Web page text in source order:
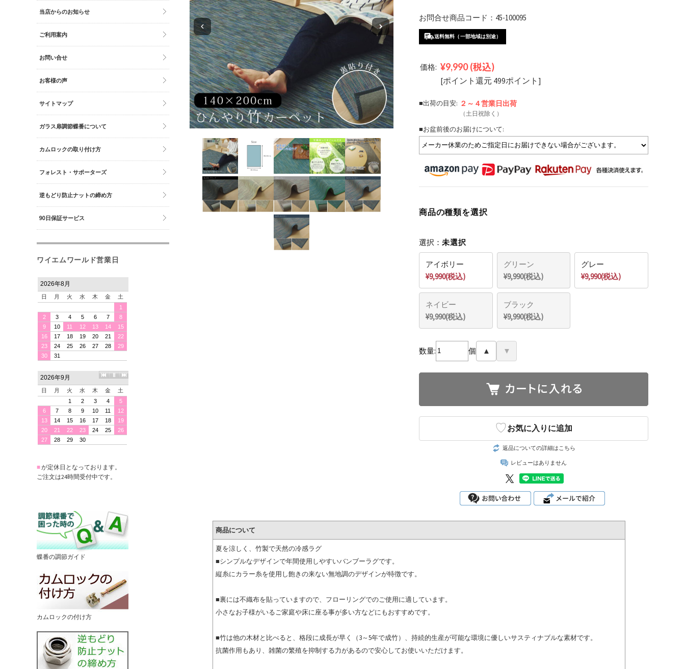
お問合せ商品コード：45-100095
送料無料（一部地域は別途）
価格: ¥9,990 (税込)
[ポイント還元 499ポイント]
■出荷の目安: ２～４営業日出荷
（土日祝除く）
■お盆前後のお届けについて:
商品の種類を選択
選択： 未選択
アイボリー
¥9,990(税込)
グリーン
¥9,990(税込)
グレー
¥9,990(税込)
ネイビー
¥9,990(税込)
ブラック
¥9,990(税込)
数量: 個 ▲ ▼
♡お気に入りに追加
返品についての詳細はこちら
レビューはありません
商品について
夏を涼しく、竹製で天然の冷感ラグ
■シンプルなデザインで年間使用しやすいバンブーラグです。
縦糸にカラー糸を使用し飽きの来ない無地調のデザインが特徴です。
■裏には不織布を貼っていますので、フローリングでのご使用に適しています。
小さなお子様がいるご家庭や床に座る事が多い方などにもおすすめです。
■竹は他の木材と比べると、格段に成長が早く（3～5年で成竹）、持続的生産が可能な環境に優しいサスティナブルな素材です。
抗菌作用もあり、雑菌の繁殖を抑制する力があるので安心してお使いいただけます。
時計
バッグ
財布
当店からのお知らせ
ご利用案内
お問い合せ
お客様の声
サイトマップ
ガラス扉調節蝶番について
カムロックの取り付け方
フォレスト・サポーターズ
逆もどり防止ナットの締め方
90日保証サービス
ワイエムワールド営業日
■が定休日となっております。
ご注文は24時間受付中です。
蝶番の調節ガイド
カムロックの付け方